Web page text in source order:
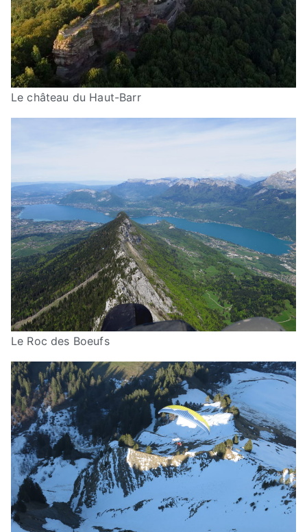
Le château du Haut-Barr
Le Roc des Boeufs